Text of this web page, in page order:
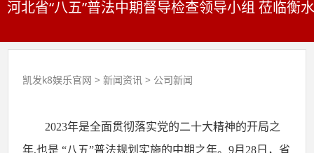
河北省“八五”普法中期督导检查领导小组 莅临衡
凯发k8娱乐官网 >新闻资讯 > 公司新闻
2023年是全面贯彻落实党的二十大精神的开局之
年,也是 “八五”普法规划实施的中期之年。9月28日，省